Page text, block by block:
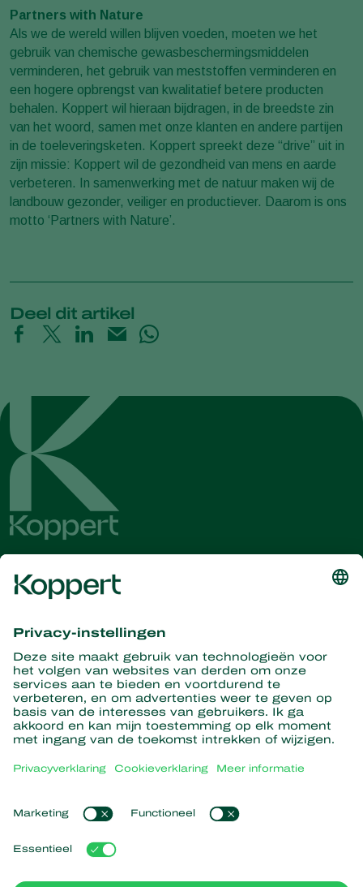
Partners with Nature
Als we de wereld willen blijven voeden, moeten we het
gebruik van chemische gewasbeschermingsmiddelen
verminderen, het gebruik van meststoffen verminderen en
een hogere opbrengst van kwalitatief betere producten
behalen. Koppert wil hieraan bijdragen, in de breedste zin
van het woord, samen met onze klanten en andere partijen
in de toeleveringsketen. Koppert spreekt deze “drive” uit in
zijn missie: Koppert wil de gezondheid van mens en aarde
verbeteren. In samenwerking met de natuur maken wij de
landbouw gezonder, veiliger en productiever. Daarom is ons
motto ‘Partners with Nature’.
Deel dit artikel
Ontvang het laatste nieuws en
informatie
Hier aanmelden
Partners with Nature
Roofmijten
Roofinsecten
Nuttige nematoden
Nuttige micro-organismen
Gewasbescherming
Nieuws en evenementen
Duurzaamheid
Werken bij Koppert
Contact
Populaire links
Ervaringen van klanten
Koppert Global